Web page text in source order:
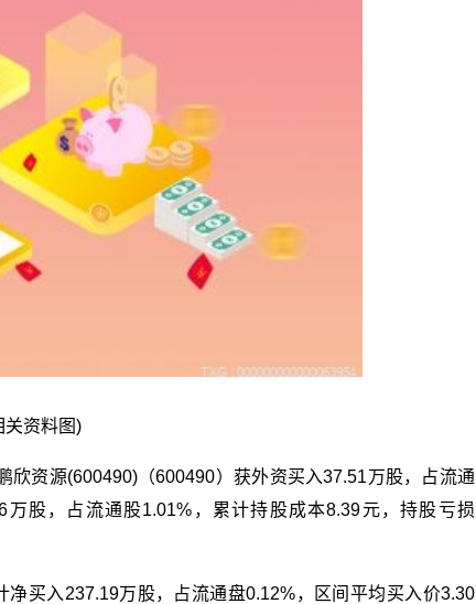
关资料图)
欣资源(600490)（600490）获外资买入37.51万股，占流通
股，占流通股1.01%，累计持股成本8.39元，持股亏损
买入237.19万股，占流通盘0.12%，区间平均买入价3.30